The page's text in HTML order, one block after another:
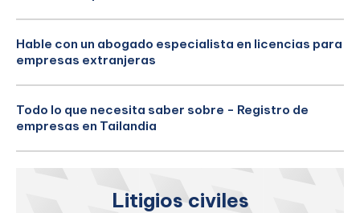
Hable con un abogado especialista en licencias para
empresas extranjeras
Todo lo que necesita saber sobre - Registro de
empresas en Tailandia
Litigios civiles